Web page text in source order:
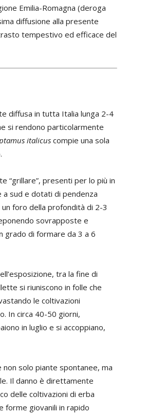
Emilia-Romagna (deroga
diffusione alla presente
tempestivo ed efficace del
diffusa in tutta Italia lunga 2-4
si rendono particolarmente
italicus compie una sola
“grillare”, presenti per lo più in
sud e dotati di pendenza
foro della profondità di 2-3
sovrapposte e
grado di formare da 3 a 6
tra la fine di
si riuniscono in folle che
le coltivazioni
In circa 40-50 giorni,
in luglio e si accoppiano,
solo piante spontanee, ma
Il danno è direttamente
delle coltivazioni di erba
forme giovanili in rapido